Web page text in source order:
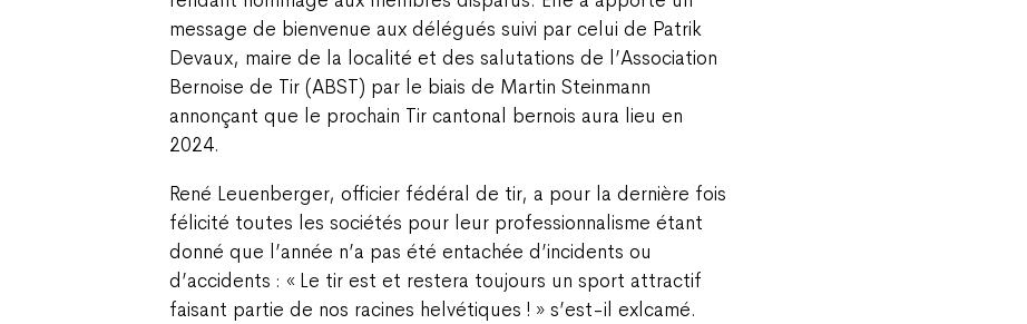
message de bienvenue aux délégués suivi par celui de Patrik
Devaux, maire de la localité et des salutations de l’Association
Bernoise de Tir (ABST) par le biais de Martin Steinmann
annonçant que le prochain Tir cantonal bernois aura lieu en
2024.
René Leuenberger, officier fédéral de tir, a pour la dernière fois
félicité toutes les sociétés pour leur professionnalisme étant
donné que l’année n’a pas été entachée d’incidents ou
d’accidents : « Le tir est et restera toujours un sport attractif
faisant partie de nos racines helvétiques ! » s’est-il exlcamé.